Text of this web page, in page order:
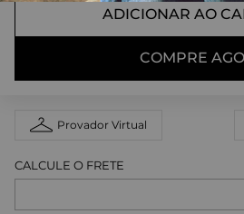
ADICIONAR AO
COMPRE
Provador Virtual